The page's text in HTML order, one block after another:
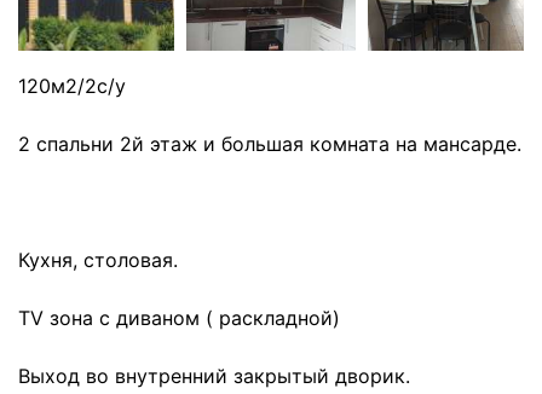
120м2/2с/у
2 спальни 2й этаж и большая комната на мансарде.
Кухня, столовая.
ТV зона с диваном ( раскладной)
Выход во внутренний закрытый дворик.